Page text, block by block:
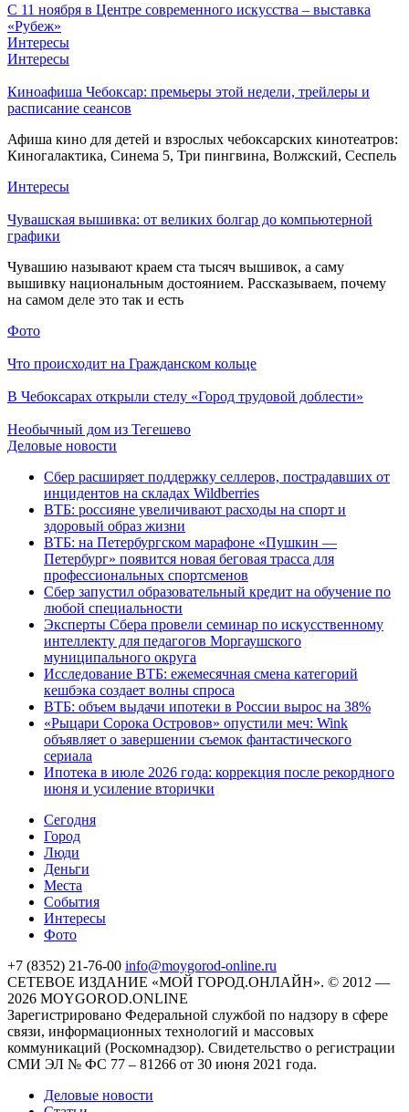
С 11 ноября в Центре современного искусства – выставка
«Рубеж»
Интересы
Интересы
Киноафиша Чебоксар: премьеры этой недели, трейлеры и
расписание сеансов
Афиша кино для детей и взрослых чебоксарских кинотеатров:
Киногалактика, Синема 5, Три пингвина, Волжский, Сеспель
Интересы
Чувашская вышивка: от великих болгар до компьютерной
графики
Чувашию называют краем ста тысяч вышивок, а саму
вышивку национальным достоянием. Рассказываем, почему
на самом деле это так и есть
Фото
Что происходит на Гражданском кольце
В Чебоксарах открыли стелу «Город трудовой доблести»
Необычный дом из Тегешево
Деловые новости
Сбер расширяет поддержку селлеров, пострадавших от
инцидентов на складах Wildberries
ВТБ: россияне увеличивают расходы на спорт и
здоровый образ жизни
ВТБ: на Петербургском марафоне «Пушкин —
Петербург» появится новая беговая трасса для
профессиональных спортсменов
Сбер запустил образовательный кредит на обучение по
любой специальности
Эксперты Сбера провели семинар по искусственному
интеллекту для педагогов Моргаушского
муниципального округа
Исследование ВТБ: ежемесячная смена категорий
кешбэка создает волны спроса
ВТБ: объем выдачи ипотеки в России вырос на 38%
«Рыцари Сорока Островов» опустили меч: Wink
объявляет о завершении съемок фантастического
сериала
Ипотека в июле 2026 года: коррекция после рекордного
июня и усиление вторички
Cегодня
Город
Люди
Деньги
Места
События
Интересы
Фото
+7 (8352) 21-76-00 info@moygorod-online.ru
СЕТЕВОЕ ИЗДАНИЕ «МОЙ ГОРОД.ОНЛАЙН». © 2012 —
2026 MOYGOROD.ONLINE
Зарегистрировано Федеральной службой по надзору в сфере
связи, информационных технологий и массовых
коммуникаций (Роскомнадзор). Свидетельство о регистрации
СМИ ЭЛ № ФС 77 – 81266 от 30 июня 2021 года.
Деловые новости